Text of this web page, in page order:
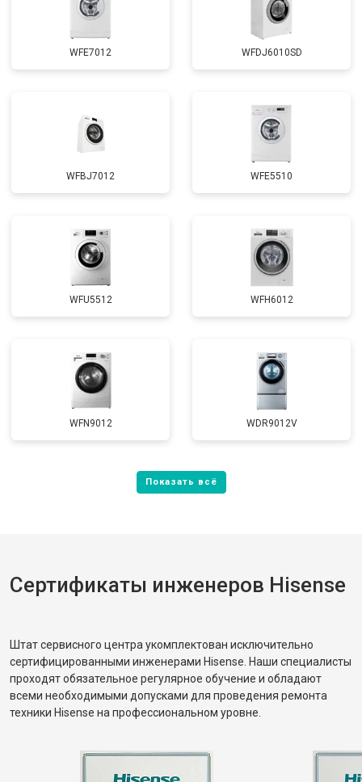
WFE7012 WFDJ6010SD
WFBJ7012 WFE5510
WFU5512 WFH6012
WFN9012 WDR9012V
Сертификаты инженеров Hisense
Штат сервисного центра укомплектован исключительно
сертифицированными инженерами Hisense. Наши специалисты
проходят обязательное регулярное обучение и обладают
всеми необходимыми допусками для проведения ремонта
техники Hisense на профессиональном уровне.